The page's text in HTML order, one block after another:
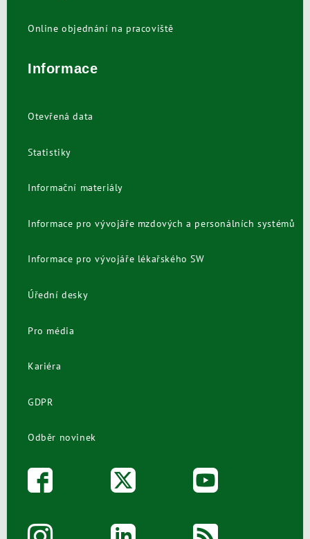
Online objednání na pracoviště
Informace
Otevřená data
Statistiky
Informační materiály
Informace pro vývojáře mzdových a personálních systémů
Informace pro vývojáře lékařského SW
Úřední desky
Pro média
Kariéra
GDPR
Odběr novinek